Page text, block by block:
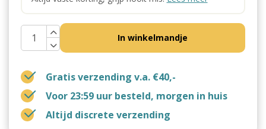
In winkelmandje
Gratis verzending v.a. €40,-
Voor 23:59 uur besteld, morgen in huis
Altijd discrete verzending